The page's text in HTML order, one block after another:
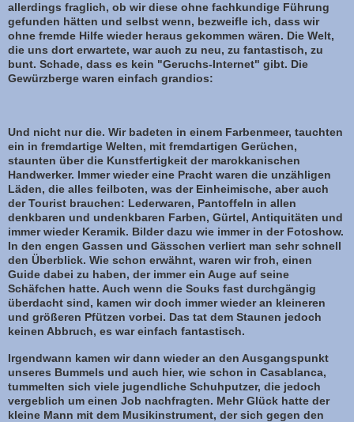
allerdings fraglich, ob wir diese ohne fachkundige Führung
gefunden hätten und selbst wenn, bezweifle ich, dass wir
ohne fremde Hilfe wieder heraus gekommen wären. Die Welt,
die uns dort erwartete, war auch zu neu, zu fantastisch, zu
bunt. Schade, dass es kein "Geruchs-Internet" gibt. Die
Gewürzberge waren einfach grandios:
Und nicht nur die. Wir badeten in einem Farbenmeer, tauchten
ein in fremdartige Welten, mit fremdartigen Gerüchen,
staunten über die Kunstfertigkeit der marokkanischen
Handwerker. Immer wieder eine Pracht waren die unzähligen
Läden, die alles feilboten, was der Einheimische, aber auch
der Tourist brauchen: Lederwaren, Pantoffeln in allen
denkbaren und undenkbaren Farben, Gürtel, Antiquitäten und
immer wieder Keramik. Bilder dazu wie immer in der Fotoshow.
In den engen Gassen und Gässchen verliert man sehr schnell
den Überblick. Wie schon erwähnt, waren wir froh, einen
Guide dabei zu haben, der immer ein Auge auf seine
Schäfchen hatte. Auch wenn die Souks fast durchgängig
überdacht sind, kamen wir doch immer wieder an kleineren
und größeren Pfützen vorbei. Das tat dem Staunen jedoch
keinen Abbruch, es war einfach fantastisch.
Irgendwann kamen wir dann wieder an den Ausgangspunkt
unseres Bummels und auch hier, wie schon in Casablanca,
tummelten sich viele jugendliche Schuhputzer, die jedoch
vergeblich um einen Job nachfragten. Mehr Glück hatte der
kleine Mann mit dem Musikinstrument, der sich gegen den